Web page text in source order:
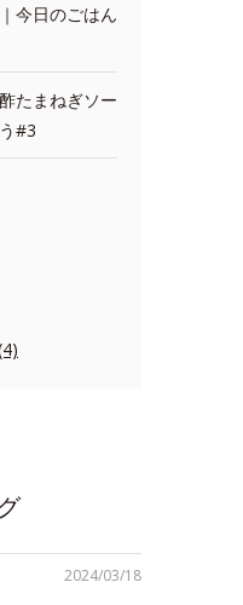
今日のごはん
たまねぎソー
#3
2024/03/18